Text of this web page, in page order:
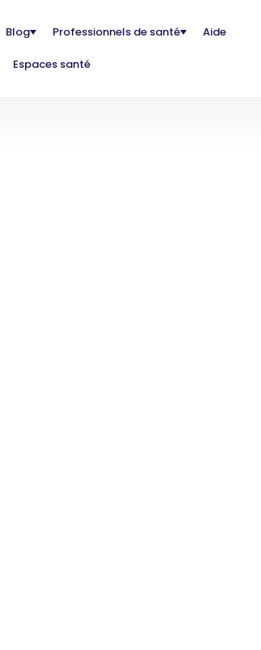
Blog Professionnels de santé Aide
Espaces santé